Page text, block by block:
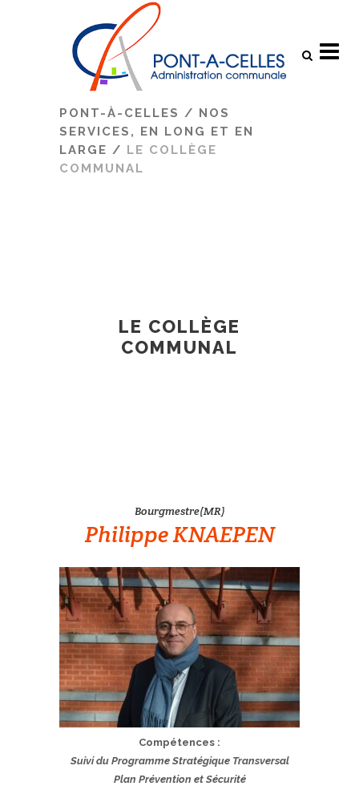
PONT-À-CELLES / NOS
SERVICES, EN LONG ET EN
LARGE / LE COLLÈGE
COMMUNAL
LE COLLÈGE
COMMUNAL
Bourgmestre(MR)
Philippe KNAEPEN
Compétences :
Suivi du Programme Stratégique Transversal
Plan Prévention et Sécurité